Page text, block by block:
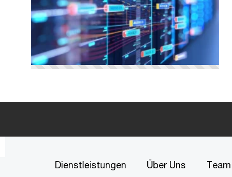
Dienstleistungen Über Uns Team